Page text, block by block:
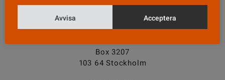
Box 3207
103 64 Stockholm
Avvisa Acceptera